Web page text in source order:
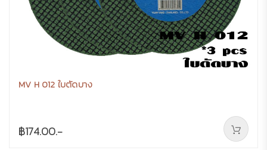
MV H 012 ใบตัดบาง
฿174.00.-